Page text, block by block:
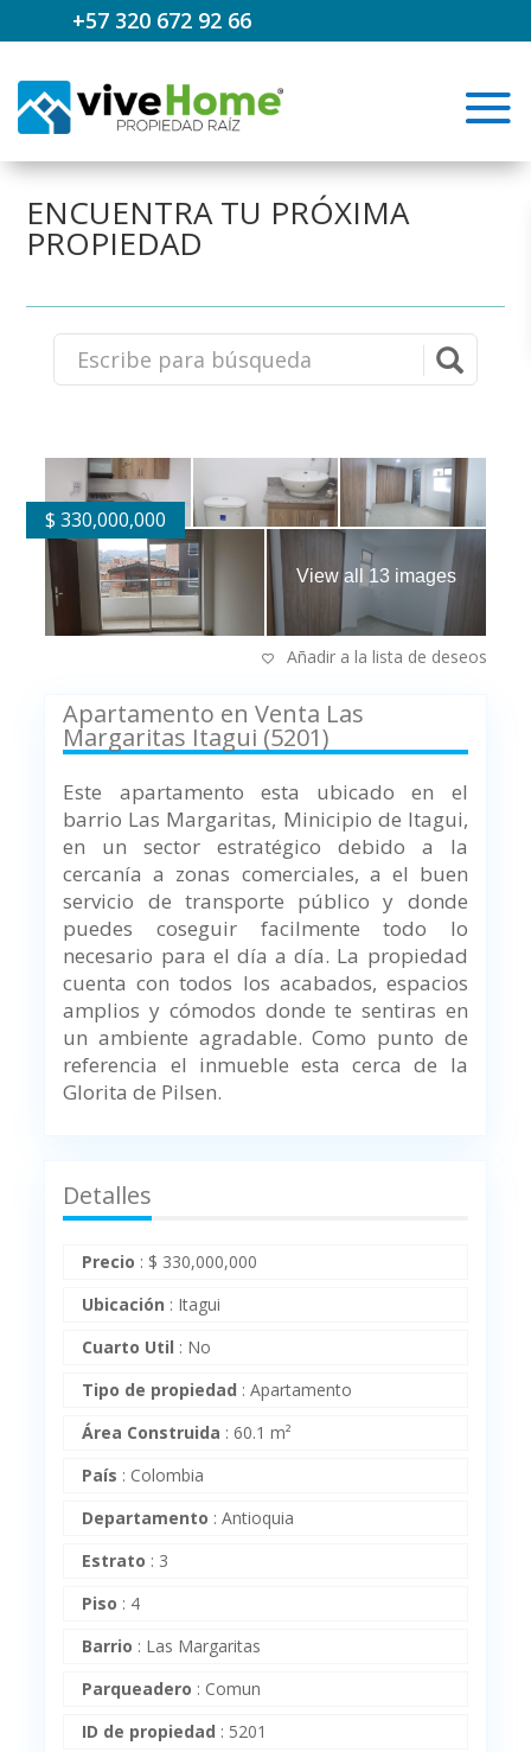
+57 320 672 92 66
ENCUENTRA TU PRÓXIMA
PROPIEDAD
$ 330,000,000
View all 13 images
Añadir a la lista de deseos
Apartamento en Venta Las
Margaritas Itagui (5201)
Este apartamento esta ubicado en el
barrio Las Margaritas, Minicipio de Itagui,
en un sector estratégico debido a la
cercanía a zonas comerciales, a el buen
servicio de transporte público y donde
puedes coseguir facilmente todo lo
necesario para el día a día. La propiedad
cuenta con todos los acabados, espacios
amplios y cómodos donde te sentiras en
un ambiente agradable. Como punto de
referencia el inmueble esta cerca de la
Glorita de Pilsen.
Detalles
Precio : $ 330,000,000
Ubicación : Itagui
Cuarto Util : No
Tipo de propiedad :Apartamento
Área Construida :60.1 m²
País : Colombia
Departamento :Antioquia
Estrato : 3
Piso : 4
Barrio : Las Margaritas
Parqueadero : Comun
ID de propiedad : 5201